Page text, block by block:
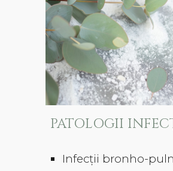
PATOLOGII
​​Infecții bronho-